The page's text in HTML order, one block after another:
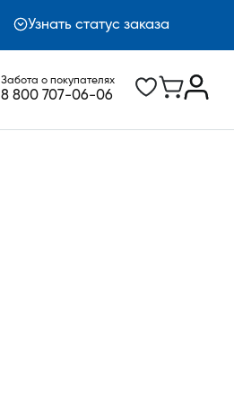
Узнать статус заказа
Забота о покупателях
8 800 707-06-06